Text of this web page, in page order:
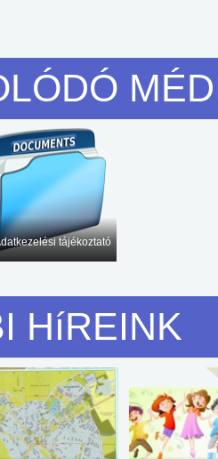
tájékoztató
HíREINK